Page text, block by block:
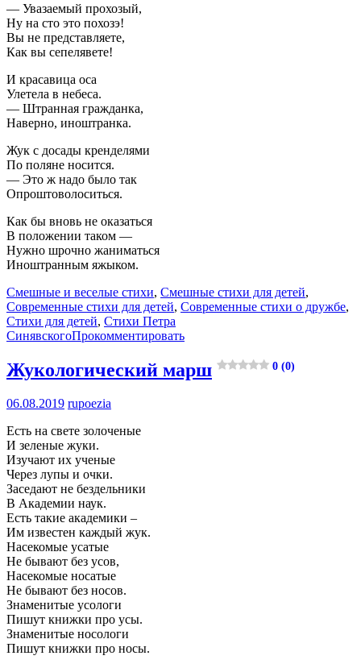
— Увазаемый прохозый,
Ну на сто это похозэ!
Вы не представляете,
Как вы сепелявете!
И красавица оса
Улетела в небеса.
— Штранная гражданка,
Наверно, иноштранка.
Жук с досады кренделями
По поляне носится.
— Это ж надо было так
Опроштоволоситься.
Как бы вновь не оказаться
В положении таком —
Нужно шрочно жаниматься
Иноштранным яжыком.
Смешные и веселые стихи, Смешные стихи для детей,
Современные стихи для детей, Современные стихи о дружбе,
Стихи для детей, Стихи Петра
СинявскогоПрокомментировать
Жукологический марш 0 (0)
06.08.2019 rupoezia
Есть на свете золоченые
И зеленые жуки.
Изучают их ученые
Через лупы и очки.
Заседают не бездельники
В Академии наук.
Есть такие академики –
Им известен каждый жук.
Насекомые усатые
Не бывают без усов,
Насекомые носатые
Не бывают без носов.
Знаменитые усологи
Пишут книжки про усы.
Знаменитые носологи
Пишут книжки про носы.